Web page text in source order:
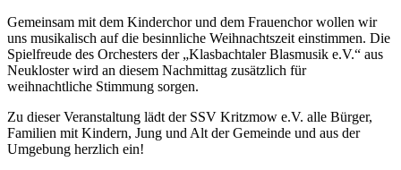
Gemeinsam mit dem Kinderchor und dem Frauenchor wollen wir
uns musikalisch auf die besinnliche Weihnachtszeit einstimmen. Die
Spielfreude des Orchesters der „Klasbachtaler Blasmusik e.V.“ aus
Neukloster wird an diesem Nachmittag zusätzlich für
weihnachtliche Stimmung sorgen.
Zu dieser Veranstaltung lädt der SSV Kritzmow e.V. alle Bürger,
Familien mit Kindern, Jung und Alt der Gemeinde und aus der
Umgebung herzlich ein!